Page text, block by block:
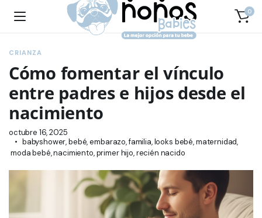
0
CRIANZA
Cómo fomentar el vínculo
entre padres e hijos desde el
nacimiento
octubre 16, 2025
babyshower,bebé,embarazo,familia,looks bebé,maternidad,
moda bebé,nacimiento,primer hijo,recién nacido